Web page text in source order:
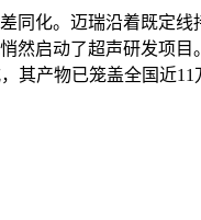
化。迈瑞沿着既定线
然启动了超声研发项
产物已笼盖全国近11